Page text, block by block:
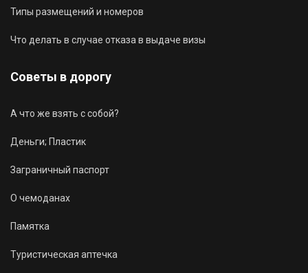
Типы размещений и номеров
Что делать в случае отказа в выдаче визы
Советы в дорогу
А что же взять с собой?
Деньги; Пластик
Заграничный паспорт
О чемоданах
Памятка
Туристическая аптечка